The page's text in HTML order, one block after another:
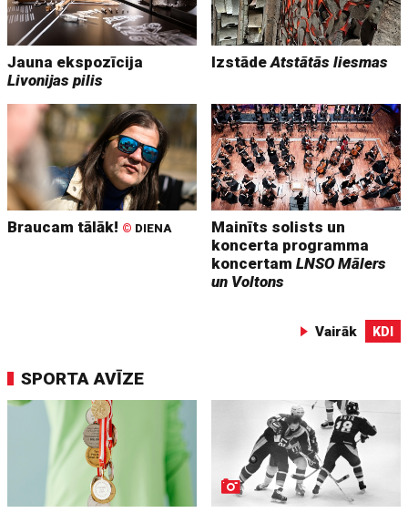
Jauna ekspozīcija
Livonijas pilis
IzstādeAtstātās liesmas
Braucam tālāk! © DIENA
Mainīts solists un
koncerta programma
koncertamLNSO Mālers
un Voltons
Vairāk KDI
SPORTA AVĪZE